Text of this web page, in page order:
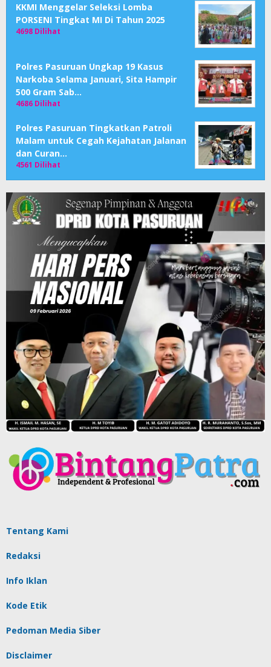
KKMI Menggelar Seleksi Lomba
PORSENI Tingkat MI Di Tahun 2025
4698 Dilihat
Polres Pasuruan Ungkap 19 Kasus
Narkoba Selama Januari, Sita Hampir
500 Gram Sab…
4686 Dilihat
Polres Pasuruan Tingkatkan Patroli
Malam untuk Cegah Kejahatan Jalanan
dan Curan…
4561 Dilihat
Tentang Kami
Redaksi
Info Iklan
Kode Etik
Pedoman Media Siber
Disclaimer